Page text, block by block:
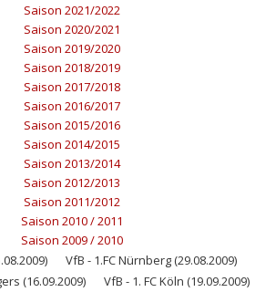
Saison 2021/2022
Saison 2020/2021
Saison 2019/2020
Saison 2018/2019
Saison 2017/2018
Saison 2016/2017
Saison 2015/2016
Saison 2014/2015
Saison 2013/2014
Saison 2012/2013
Saison 2011/2012
Saison 2010 / 2011
Saison 2009 / 2010
VfB - 1.FC Nürnberg (29.08.2009)
(16.09.2009)
VfB - 1. FC Köln (19.09.2009)